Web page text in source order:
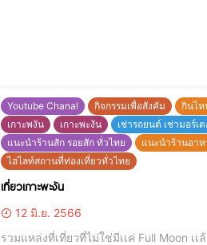
Youtube Chanal กิจกรรมเพื่อสังคัม กินไห
เกาะพงัน
เกาะพะงัน เช่ารถยนต์ เช่ามอร์เ
แนะนำร้านสัก รอยสัก ทั่วไทย
แนะนำร้านอาห
ไฮไลท์สถานที่ท่องเที่ยวทั่วไทย
เที่ยวเกาะพะงัน
12 มิ.ย. 2566
รวมแหล่งที่เที่ยวที่ไม่ใช่มีเเค่ Full Moon เเล้วจ้าา วันนี้บิ๊กเ